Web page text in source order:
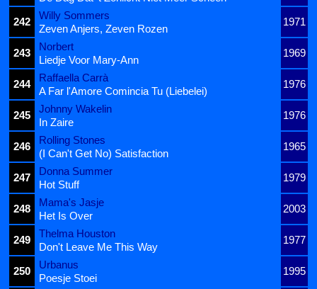
242
Willy Sommers
1971
Zeven Anjers, Zeven Rozen
243
Norbert
1969
Liedje Voor Mary-Ann
244
Raffaella Carrà
1976
A Far l'Amore Comincia Tu (Liebelei)
245
Johnny Wakelin
1976
In Zaire
246
Rolling Stones
1965
(I Can't Get No) Satisfaction
247
Donna Summer
1979
Hot Stuff
248
Mama's Jasje
2003
Het Is Over
249
Thelma Houston
1977
Don't Leave Me This Way
250
Urbanus
1995
Poesje Stoei